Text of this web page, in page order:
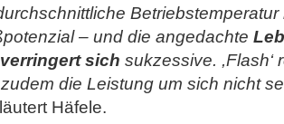
– und die angedachte
sich sukzessive. ,Flash‘
die Leistung um sich nicht
Häfele.